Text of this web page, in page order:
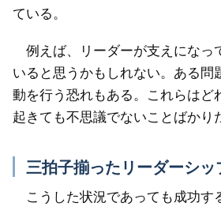
ている。
例えば、リーダーが支えになっ
いると思うかもしれない。ある
動を行う恐れもある。これらはど
起きても不思議でないことばかり
三拍子揃ったリーダーシッ
こうした状況であっても成功す